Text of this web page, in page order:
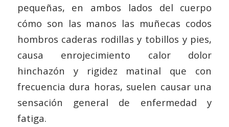
pequeñas, en ambos lados del cuerpo
cómo son las manos las muñecas codos
hombros caderas rodillas y tobillos y pies,
causa enrojecimiento calor dolor
hinchazón y rigidez matinal que con
frecuencia dura horas, suelen causar una
sensación general de enfermedad y
fatiga.